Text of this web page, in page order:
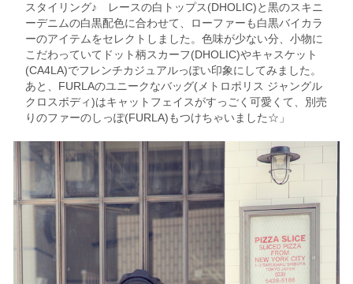
スタイリング♪ レースの白トップス(DHOLIC)と黒のスキニ
ーデニムの白黒配色に合わせて、ローファーも白黒バイカラ
ーのアイテムをセレクトしました。色味が少ない分、小物に
こだわっていてドット柄スカーフ(DHOLIC)やキャスケット
(CA4LA)でフレンチカジュアルっぽい印象にしてみました。
あと、FURLAのユニークなバッグ(メトロポリス ジャングル
クロスボディ)はキャットフェイスがすっごく可愛くて、別売
りのファーのしっぽ(FURLA)もつけちゃいました☆」